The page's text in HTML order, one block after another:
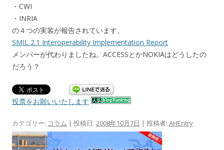
・CWI
・INRIA
の４つの実装が報告されています。
SMIL 2.1 Interoperability Implementation Report
メンバーが代わりましたね。ACCESSとかNOKIAはどうしたの
だろう？
投票をお願いいたします
カテゴリー: コラム | 投稿日: 2008年10月7日 | 投稿者: AHEntry